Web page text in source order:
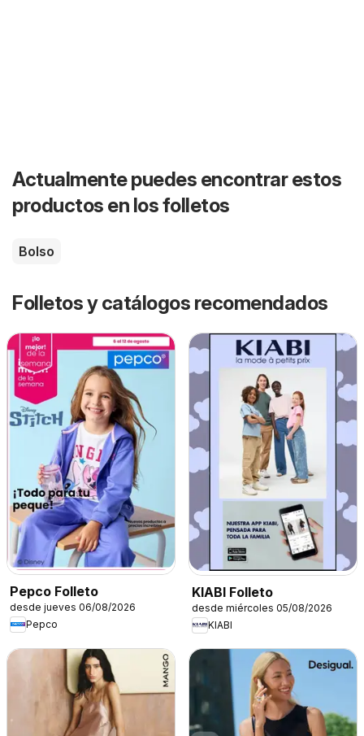
Actualmente puedes encontrar estos
productos en los folletos
Bolso
Folletos y catálogos recomendados
Pepco Folleto
desde jueves 06/08/2026
Pepco
KIABI Folleto
desde miércoles 05/08/2026
KIABI